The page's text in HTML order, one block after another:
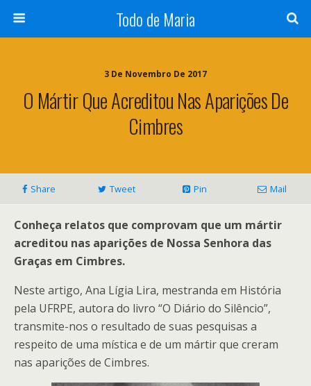
Todo de Maria
3 De Novembro De 2017
O Mártir Que Acreditou Nas Aparições De
Cimbres
Share Tweet Pin Mail
Conheça relatos que comprovam que um mártir
acreditou nas aparições de Nossa Senhora das
Graças em Cimbres.
Neste artigo, Ana Lígia Lira, mestranda em História
pela UFRPE, autora do livro “O Diário do Silêncio”,
transmite-nos o resultado de suas pesquisas a
respeito de uma mística e de um mártir que creram
nas aparições de Cimbres.